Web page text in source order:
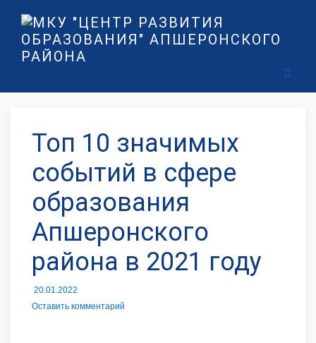
Топ 10 значимых
событий в сфере
образования
Апшеронского
района в 2021 году
20.01.2022
Оставить комментарий